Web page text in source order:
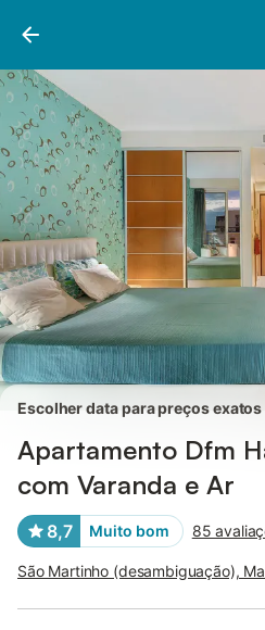
Fotos
Escolher data para preços exatos
Apartamento Dfm
com Varanda e Ar
8,7 Muito bom 85
São Martinho (desambiguação),